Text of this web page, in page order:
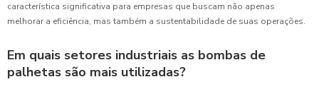
característica significativa para empresas que buscam não apenas
melhorar a eficiência, mas também a sustentabilidade de suas operações.
Em quais setores industriais as bombas de
palhetas são mais utilizadas?